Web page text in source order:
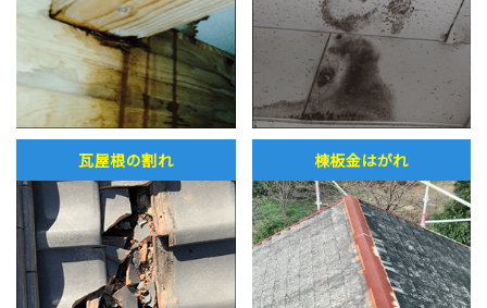
瓦屋根の割れ 棟板金はがれ